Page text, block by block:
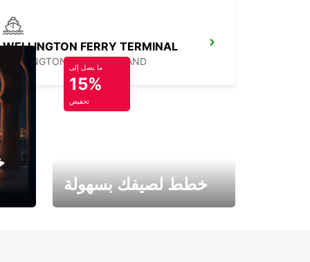
WELLINGTON FERRY TERMINAL
WELLINGTON - NEW ZEALAND
ما يصل إلى
15%
تخفيض
خطط لصيفك بسهولة